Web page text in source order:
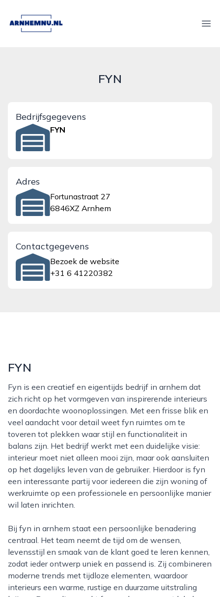
arnhemnu.nl
FYN
Bedrijfsgegevens
FYN
Adres
Fortunastraat 27
6846XZ Arnhem
Contactgegevens
Bezoek de website
+31 6 41220382
FYN
Fyn is een creatief en eigentijds bedrijf in arnhem dat
zich richt op het vormgeven van inspirerende interieurs
en doordachte woonoplossingen. Met een frisse blik en
veel aandacht voor detail weet fyn ruimtes om te
toveren tot plekken waar stijl en functionaliteit in
balans zijn. Het bedrijf werkt met een duidelijke visie:
interieur moet niet alleen mooi zijn, maar ook aansluiten
op het dagelijks leven van de gebruiker. Hierdoor is fyn
een interessante partij voor iedereen die zijn woning of
werkruimte op een professionele en persoonlijke manier
wil laten inrichten.
Bij fyn in arnhem staat een persoonlijke benadering
centraal. Het team neemt de tijd om de wensen,
levensstijl en smaak van de klant goed te leren kennen,
zodat ieder ontwerp uniek en passend is. Zij combineren
moderne trends met tijdloze elementen, waardoor
interieurs een warme, rustige en duurzame uitstraling